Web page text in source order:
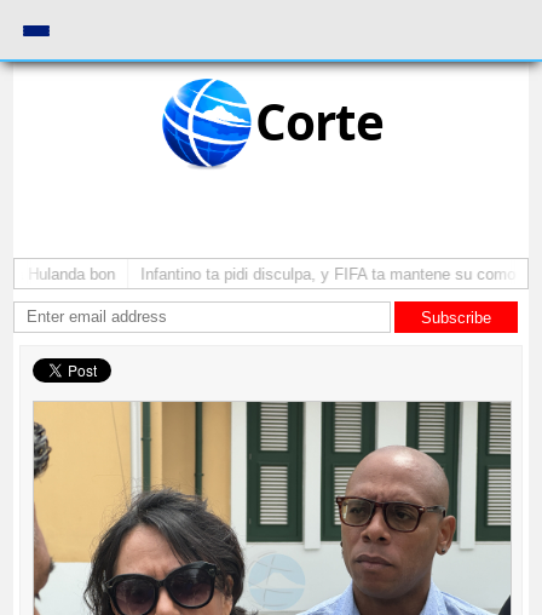
Corte
Hulanda bon Infantino ta pidi disculpa, y FIFA ta mantene su como
Subscribe